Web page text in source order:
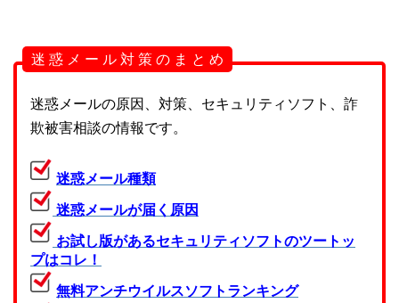
迷 惑 メ ー ル 対 策 の ま と め
迷惑メールの原因、対策、セキュリティソフト、詐
欺被害相談の情報です。
迷惑メール種類
迷惑メールが届く原因
お試し版があるセキュリティソフトのツートッ
プはコレ！
無料アンチウイルスソフトランキング